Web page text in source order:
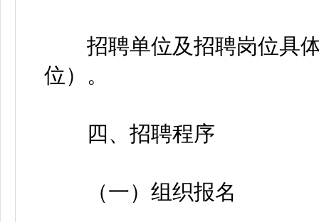
招聘单位及招聘岗位具体
位）。
四、招聘程序
（一）组织报名